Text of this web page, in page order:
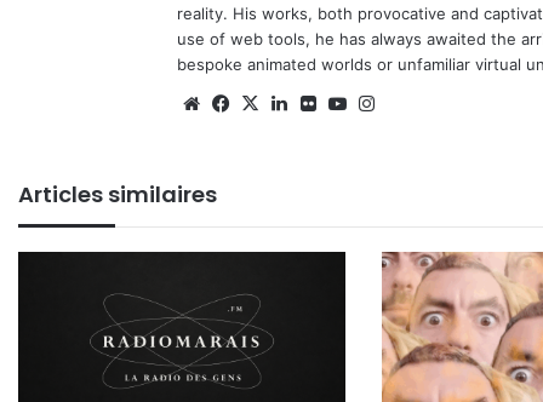
reality. His works, both provocative and
use of web tools, he has always awaited the
bespoke animated worlds or unfamiliar virtual
We Fa
X
Lin Fli Yo
Articles similaires